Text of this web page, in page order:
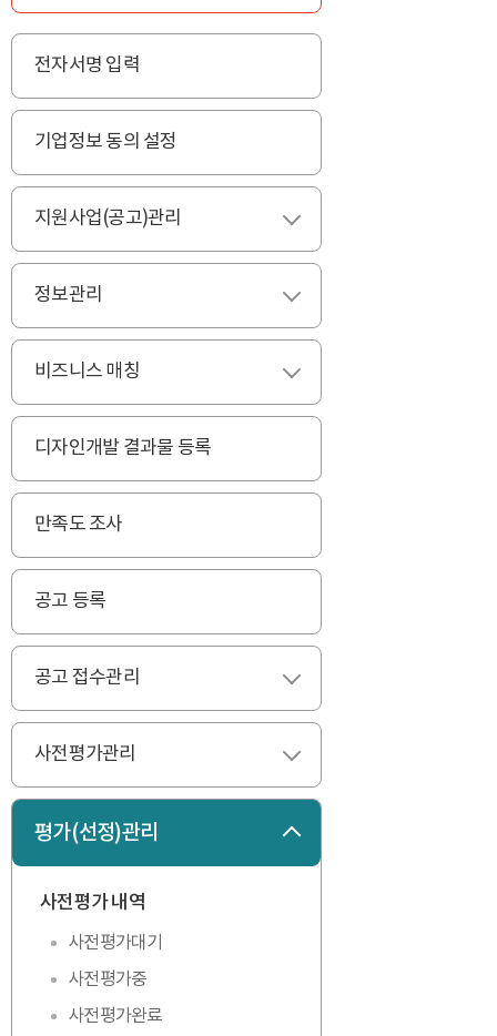
전자서명 입력
기업정보 동의 설정
지원사업(공고)관리
정보관리
비즈니스 매칭
디자인개발 결과물 등록
만족도 조사
공고 등록
공고 접수관리
사전평가관리
평가(선정)관리
사전평가 내역
사전평가대기
사전평가중
사전평가완료